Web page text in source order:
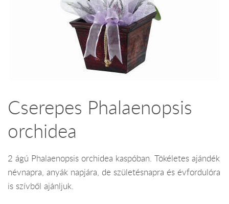
Cserepes Phalaenopsis
orchidea
2 ágú Phalaenopsis orchidea kaspóban. Tökéletes ajándék
névnapra, anyák napjára, de születésnapra és évfordulóra
is szívből ajánljuk.